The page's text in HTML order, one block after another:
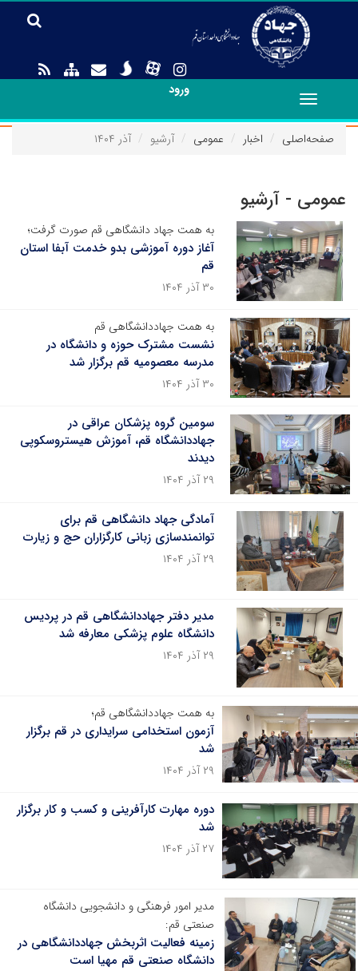
ورود
Toggle
navigation
صفحه‌اصلی
اخبار عمومی آرشیو آذر ۱۴۰۴
عمومی - آرشیو
به همت جهاد دانشگاهی قم صورت گرفت؛
آغاز دوره آموزشی بدو خدمت آبفا استان
قم
۳۰ آذر ۱۴۰۴
به همت جهاددانشگاهی قم
نشست مشترک حوزه و دانشگاه در
مدرسه معصومیه قم برگزار شد
۳۰ آذر ۱۴۰۴
سومین گروه پزشکان عراقی در
جهاددانشگاه قم، آموزش هیستروسکوپی
دیدند
۲۹ آذر ۱۴۰۴
آمادگی جهاد دانشگاهی قم برای
توانمندسازی زبانی کارگزاران حج و زیارت
۲۹ آذر ۱۴۰۴
مدیر دفتر جهاددانشگاهی قم در پردیس
دانشگاه علوم پزشکی معارفه شد
۲۹ آذر ۱۴۰۴
به همت جهاددانشگاهی قم؛
آزمون استخدامی سرایداری در قم برگزار
شد
۲۹ آذر ۱۴۰۴
دوره مهارت کارآفرینی و کسب و کار برگزار
شد
۲۷ آذر ۱۴۰۴
مدیر امور فرهنگی و دانشجویی دانشگاه
صنعتی قم:
زمینه فعالیت اثربخش جهاددانشگاهی در
دانشگاه صنعتی قم مهیا است